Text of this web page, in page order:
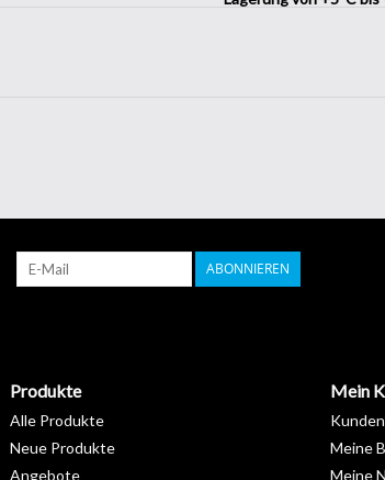
ABONNIEREN
Produkte
Alle Produkte
Neue Produkte
Angebote
Mein
Meine
Meine